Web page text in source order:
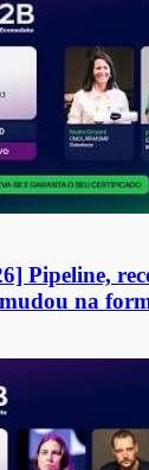
Pipeline,
na